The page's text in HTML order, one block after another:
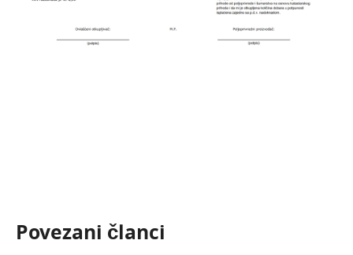
Povezani članci